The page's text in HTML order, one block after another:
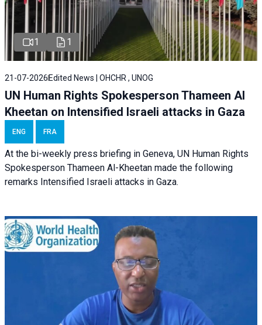
1 1
21-07-2026 Edited News | OHCHR , UNOG
UN Human Rights Spokesperson Thameen Al
Kheetan on Intensified Israeli attacks in Gaza
ENG FRA
At the bi-weekly press briefing in Geneva, UN Human Rights
Spokesperson Thameen Al-Kheetan made the following
remarks Intensified Israeli attacks in Gaza.